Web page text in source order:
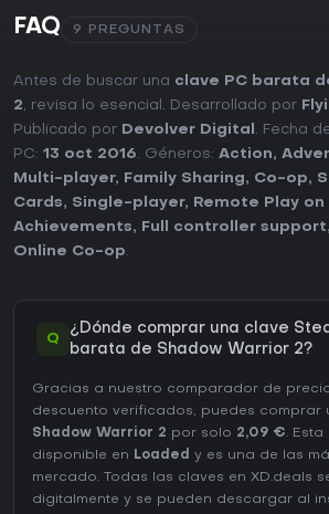
FAQ 9 PREGUNTAS
Antes de buscar una clave PC barata
2, revisa lo esencial. Desarrollado por
Publicado por Devolver Digital . Fecha
PC: 13 oct 2016. Géneros: Action,
Multi-player, Family Sharing, Co-op,
Cards, Single-player, Remote Play on
Achievements, Full controller support,
Online Co-op.
Q
¿Dónde comprar una clave
barata de Shadow Warrior 2?
Gracias a nuestro comparador de
descuento verificados, puedes comprar
Shadow Warrior 2 por solo 2,09 €.
disponible en Loaded y es una de las
mercado. Todas las claves en XD.deals
digitalmente y se pueden descargar al